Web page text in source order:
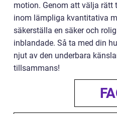
motion. Genom att välja rätt
inom lämpliga kvantitativa
säkerställa en säker och
inblandade. Så ta med din
njut av den underbara
tillsammans!